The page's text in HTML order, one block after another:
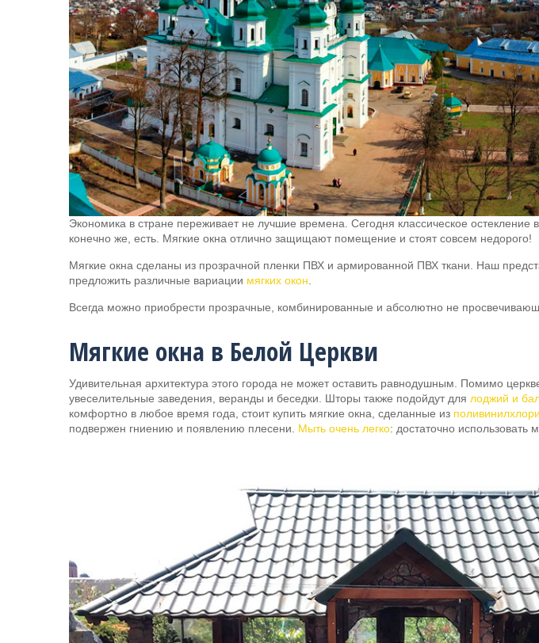
Экономика в стране переживает не лучшие времена. Сегодня классическое
конечно же, есть. Мягкие окна отлично защищают помещение и стоят совсем недорого!
Мягкие окна сделаны из прозрачной пленки ПВХ и армированной ПВХ ткани. Наш
предложить различные вариации мягких окон
Всегда можно приобрести прозрачные, комбинированные и абсолютно не
Мягкие окна в Белой Церкви
Удивительная архитектура этого города не может оставить равнодушным. Помимо
увеселительные заведения, веранды и беседки. Шторы также подойдут для лоджий и
комфортно в любое время года, стоит купить мягкие окна, сделанные из
подвержен гниению и появлению плесени. Мыть очень легко: достаточно использовать